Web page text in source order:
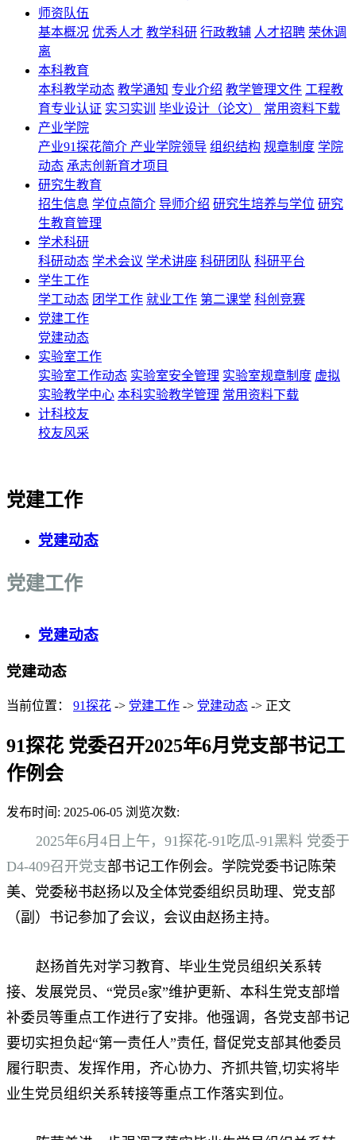
师资队伍
基本概况 优秀人才 教学科研 行政教辅 人才招聘 荣休调
离
本科教育
本科教学动态 教学通知 专业介绍 教学管理文件 工程教
育专业认证 实习实训 毕业设计（论文）
常用资料下载
产业学院
产业91探花简介 产业学院领导 组织结构 规章制度 学院
动态 承志创新育才项目
研究生教育
招生信息 学位点简介 导师介绍 研究生培养与学位 研究
生教育管理
学术科研
科研动态 学术会议 学术讲座 科研团队 科研平台
学生工作
学工动态 团学工作 就业工作 第二课堂 科创竞赛
党建工作
党建动态
实验室工作
实验室工作动态 实验室安全管理 实验室规章制度 虚拟
实验教学中心 本科实验教学管理 常用资料下载
计科校友
校友风采
党建工作
党建动态
党建工作
党建动态
党建动态
当前位置： 91探花 -> 党建工作 -> 党建动态 -> 正文
91探花 党委召开2025年6月党支部书记工
作例会
发布时间: 2025-06-05 浏览次数:
2025年6月4日上午，91探花-91吃瓜-91黑料 党委于
D4-409召开党支部书记工作例会。学院党委书记陈荣
美、党委秘书赵扬以及全体党委组织员助理、党支部
（副）书记参加了会议，会议由赵扬主持。
赵扬首先对学习教育、毕业生党员组织关系转
接、发展党员、“党员e家”维护更新、本科生党支部增
补委员等重点工作进行了安排。他强调，各党支部书记
要切实担负起“第一责任人”责任, 督促党支部其他委员
履行职责、发挥作用，齐心协力、齐抓共管,切实将毕
业生党员组织关系转接等重点工作落实到位。